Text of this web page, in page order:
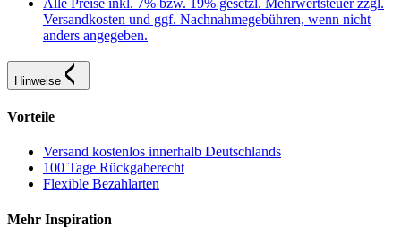
Alle Preise inkl. 7% bzw. 19% gesetzl. Mehrwertsteuer zzgl.
Versandkosten und ggf. Nachnahmegebühren, wenn nicht
anders angegeben.
Hinweise
Vorteile
Versand kostenlos innerhalb Deutschlands
100 Tage Rückgaberecht
Flexible Bezahlarten
Mehr Inspiration